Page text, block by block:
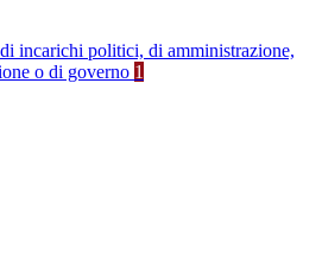
incarichi politici, di amministrazione,
o di governo 1